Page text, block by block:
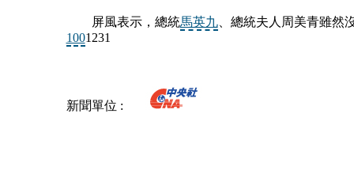
屏風表示，總統馬英九、總統夫人周美青雖然
1001231
新聞單位 :